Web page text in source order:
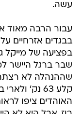
עשה.
עבור הרבה מאוד
בבגדים אזרחיים
שבר ברגל היישר
שההנהלה לא רצתה
קלע 63 נק'
האוהדים ציפו